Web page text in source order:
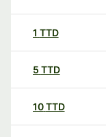
1 TTD
5 TTD
10TTD